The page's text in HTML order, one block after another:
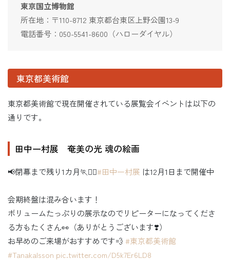
東京国立博物館
所在地：〒110-8712 東京都台東区上野公園13-9
電話番号：050-5541-8600（ハローダイヤル）
東京都美術館
東京都美術館で現在開催されている展覧会イベントは以下の
通りです。
田中一村展 奄美の光 魂の絵画
📢閉幕まで残り1カ月🏃🏃‍♂️#田中一村展 は12月1日まで開催中
会期終盤は混み合います！
ボリュームたっぷりの展示なのでリピーターになってくださ
る方もたくさん👀（ありがとうございます❣️）
お早めのご来場がおすすめです💨 #東京都美術館
#TanakaIsson pic.twitter.com/D5k7Er6LD8